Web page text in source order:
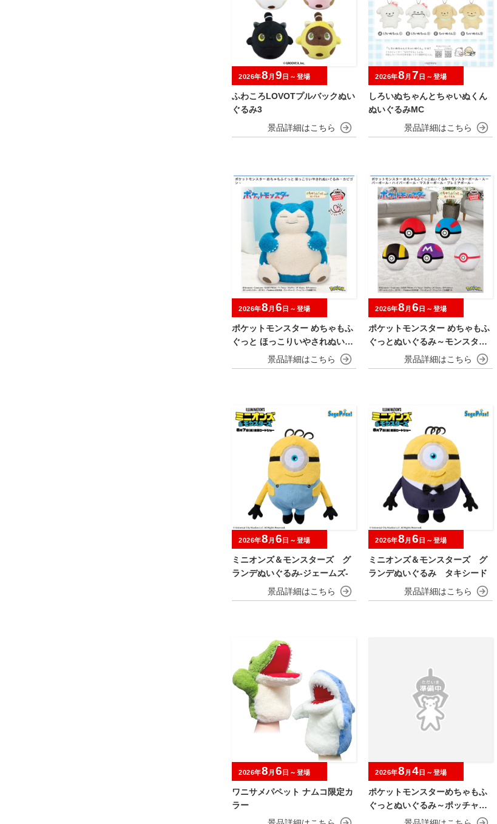
ふわころLOVOTプルバックぬい
ぐるみ3
2026年8 月 9 日～登場
しろいぬちゃんとちゃいぬくん
ぬいぐるみMC
2026年8 月 7 日～登場
ポケットモンスター めちゃもふ
ぐっと ほっこりいやされぬいぐ
るみ～カビゴン～
2026年8 月 6 日～登場
ポケットモンスター めちゃもふ
ぐっとぬいぐるみ～モンスター
ボール・スーパーボール・ハイ
パーボール・マスターボール・
2026年8 月 6 日～登場
ミニオンズ＆モンスターズ グ
ランデぬいぐるみ‐ジェームズ‐
2026年8 月 6 日～登場
ミニオンズ＆モンスターズ グ
ランデぬいぐるみ タキシード
2026年8 月 6 日～登場
ワニサメパペット ナムコ限定カ
ラー
2026年8 月 6 日～登場
ポケットモンスターめちゃもふ
ぐっとぬいぐるみ～ポッチャマ
2026年8 月 4日～登場